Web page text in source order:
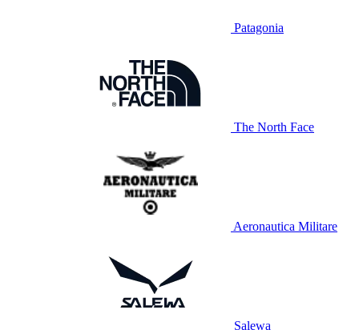
Patagonia
The North Face
Aeronautica Militare
Salewa